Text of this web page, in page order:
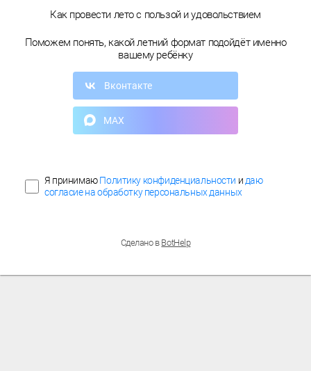
Как провести лето с пользой и удовольствием
Поможем понять, какой летний формат подойдёт именно
вашему ребёнку
Вконтакте
MAX
Я принимаюПолитику конфиденциальности и даю
согласие на обработку персональных данных
Сделано в BotHelp